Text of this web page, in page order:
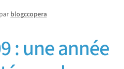
parblogccopera
: une année